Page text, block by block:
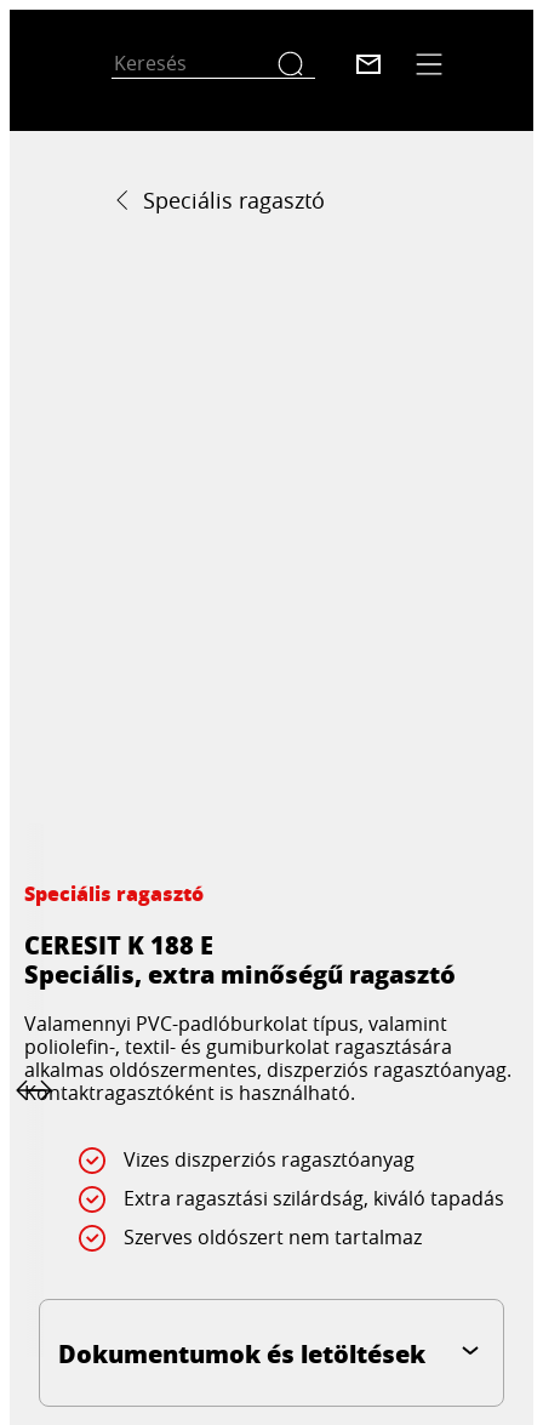
Speciális ragasztó
Speciális ragasztó
CERESIT K 188 E
Speciális, extra minőségű ragasztó
Valamennyi PVC-padlóburkolat típus, valamint
poliolefin-, textil- és gumiburkolat ragasztására
alkalmas oldószermentes, diszperziós ragasztóanyag.
Kontaktragasztóként is használható.
Vizes diszperziós ragasztóanyag
Extra ragasztási szilárdság, kiváló tapadás
Szerves oldószert nem tartalmaz
Dokumentumok és letöltések